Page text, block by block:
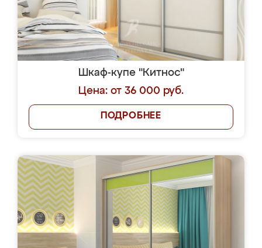
Шкаф-купе "Китнос"
Цена: от 36 000 руб.
ПОДРОБНЕЕ